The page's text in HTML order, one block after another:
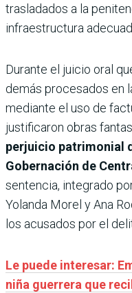
trasladados a la
infraestructura
Durante el juicio oral
demás procesados en
mediante el uso de
justificaron obras
perjuicio patrimonial
Gobernación de
sentencia, integrado
Yolanda Morel y Ana
los acusados por el
Le puede interesar:
niña guerrera que